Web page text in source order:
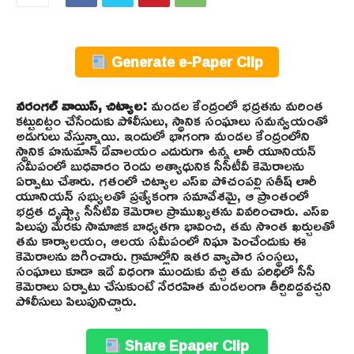
Generate e-Paper Clip
వరంగల్ వాయిస్, చిట్యాల:మండల కేంద్రంలో భద్రతను మరింత
కట్టుదిట్టం చేసేందుకు పోలీసులు, స్థానిక సంఘాలు సమన్వయంతో
అడుగులు వేస్తున్నాయి. ఇందులో భాగంగా మండల కేంద్రంలోని
స్థానిక హనుమాన్ దేవాలయం ఎదురుగా ఉన్న లారీ యూనియన్
సమీపంలో బుధవారం రెండు అత్యాధునిక సీసీటీవీ కెమెరాలను
ఏర్పాటు చేశారు. గతంలో చిట్యాల ఎస్ఐ పోచంపల్లి సతీష్ లారీ
యూనియన్ సభ్యులతో ప్రత్యేకంగా సమావేశమై, ఆ ప్రాంతంలో
భద్రత దృష్ట్యా సీసీటివి కెమెరాల ప్రాముఖ్యతను వివరించారు. ఎస్ఐ
పిలుపు మేరకు సామాజిక బాధ్యతగా భావించి, తమ సొంత ఖర్చులతో
తమ కార్యాలయం, ఆలయ సమీపంలో నిఘా పెంచేందుకు ఈ
కెమెరాలను బిగించారు. గ్రామాల్లోని ఇతర వ్యాపార సంస్థలు,
సంఘాలు కూడా ఇదే విధంగా ముందుకు వచ్చి తమ పరిధిలో సీసీ
కెమెరాలు ఏర్పాటు చేసుకుంటే నేరరహిత మండలంగా తీర్చిదిద్దవచ్చని
పోలీసులు పిలుపునిచ్చారు.
Share Epaper Clip